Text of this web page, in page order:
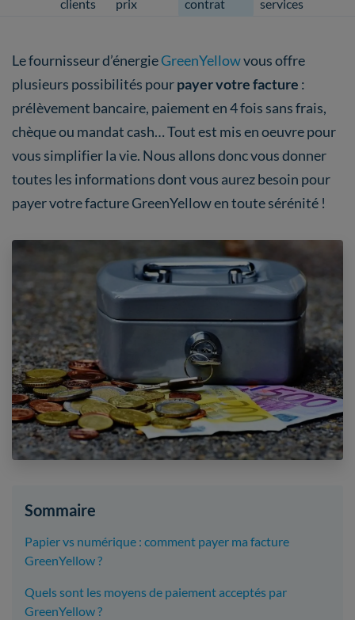
clients
prix
contrat
services
Le fournisseur d’énergieGreenYellowvous offre
plusieurs possibilités pourpayer votre facture :
prélèvement bancaire, paiement en 4 fois sans frais,
chèque ou mandat cash… Tout est mis en oeuvre pour
vous simplifier la vie. Nous allons donc vous donner
toutes les informations dont vous aurez besoin pour
payer votre facture GreenYellow en toute sérénité !
Sommaire
Papier vs numérique : comment payer ma facture
GreenYellow ?
Quels sont les moyens de paiement acceptés par
GreenYellow ?